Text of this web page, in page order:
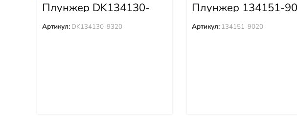
Плунжер DK134130-
9320
Артикул: DK134130-9320
Плунжер 134151-
Артикул: 134151-9020